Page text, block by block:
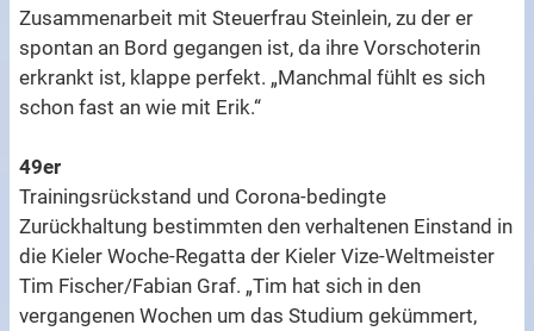
Zusammenarbeit mit Steuerfrau Steinlein, zu der er
spontan an Bord gegangen ist, da ihre Vorschoterin
erkrankt ist, klappe perfekt. „Manchmal fühlt es sich
schon fast an wie mit Erik.“
49er
Trainingsrückstand und Corona-bedingte
Zurückhaltung bestimmten den verhaltenen Einstand in
die Kieler Woche-Regatta der Kieler Vize-Weltmeister
Tim Fischer/Fabian Graf. „Tim hat sich in den
vergangenen Wochen um das Studium gekümmert,